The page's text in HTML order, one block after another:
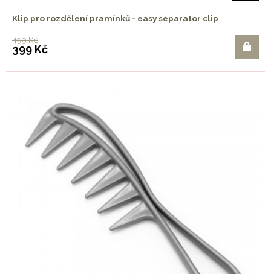
Klip pro rozdělení pramínků - easy separator clip
499 Kč
399 Kč